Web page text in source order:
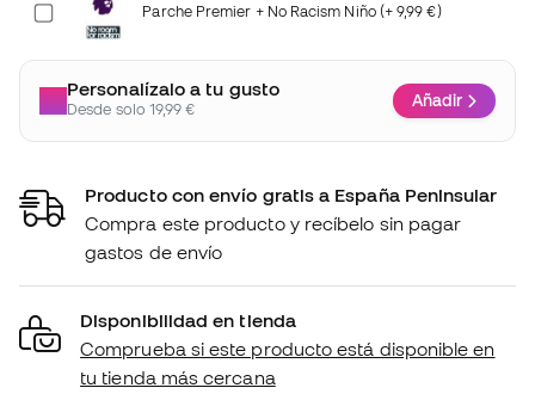
Parche Premier + No Racism Niño (+ 9,99 €)
Personalízalo a tu gusto
Desde solo 19,99 € Añadir
Producto con envío gratis a España Peninsular
Compra este producto y recíbelo sin pagar
gastos de envío
Disponibilidad en tienda
Comprueba si este producto está disponible en
tu tienda más cercana